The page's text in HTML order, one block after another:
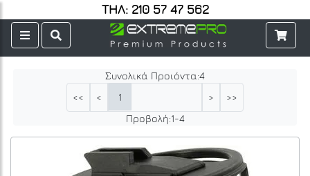
ΤΗΛ: 210 57 47 562
Συνολικά Προιόντα:4
<<
< 1 >
>>
Προβολή:1-4